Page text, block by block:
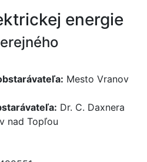
energie
Mesto Vranov
Dr. C. Daxnera
nad Topľou